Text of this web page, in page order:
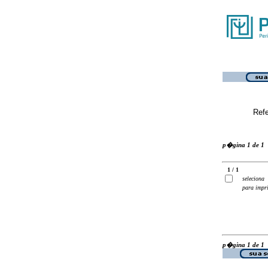
p�gina 1 de 1
1 / 1
seleciona
para
p�gina 1 de 1